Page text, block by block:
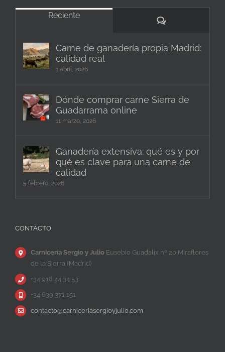
Reciente
Comentarios
Carne de ganadería propia Madrid:
calidad real
1 abril, 2026
Dónde comprar carne Sierra de
Guadarrama online
11 marzo, 2026
Ganadería extensiva: qué es y por
qué es clave para una carne de
calidad
5 febrero, 2026
CONTACTO
Carnicería Sergio y Julio Eusebio Guadalix nº 20 Miraflores
de la Sierra (Madrid)
+34 918 44 34 53
+34 639 371 151
contacto@carniceriasergioyjulio.com